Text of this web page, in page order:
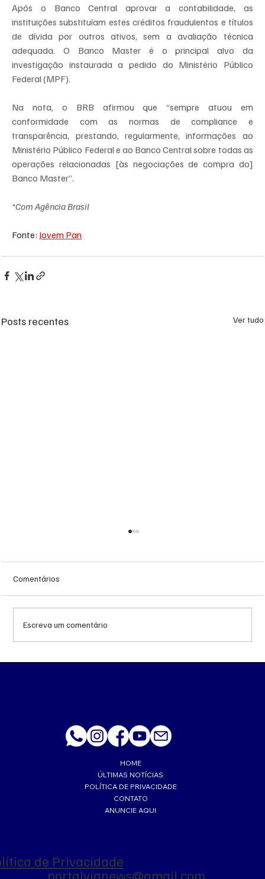
Após o Banco Central aprovar a contabilidade, as
instituições substituíam estes créditos fraudulentos e títulos
de dívida por outros ativos, sem a avaliação técnica
adequada. O Banco Master é o principal alvo da
investigação instaurada a pedido do Ministério Público
Federal (MPF).
Na nota, o BRB afirmou que “sempre atuou em
conformidade com as normas de compliance e
transparência, prestando, regularmente, informações ao
Ministério Público Federal e ao Banco Central sobre todas as
operações relacionadas [às negociações de compra do]
Banco Master”.
*Com Agência Brasil
Fonte: Jovem Pan
Posts recentes Ver tudo
Comentários
Escreva um comentário
HOME
ÚLTIMAS NOTÍCIAS
POLÍTICA DE PRIVACIDADE
CONTATO
ANUNCIE AQUI
de Privacidade
portalvianews@gmail.com